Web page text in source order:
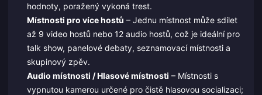
hodnoty, poražený vykoná trest.
Místnosti pro více hostů – Jednu místnost může sdílet
až 9 video hostů nebo 12 audio hostů, což je ideální pro
talk show, panelové debaty, seznamovací místnosti a
skupinový zpěv.
Audio místnosti / Hlasové místnosti – Místnosti s
vypnutou kamerou určené pro čistě hlasovou socializaci;